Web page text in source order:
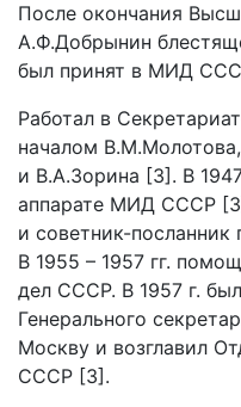
После окончания
А.Ф.Добрынин
был принят в МИД
Работал в
началом
и В.А.Зорина [3]. В
аппарате МИД СССР
и советник-
В 1955 – 1957 гг.
дел СССР. В 1957 г.
Генерального
Москву и возглавил
СССР [3].